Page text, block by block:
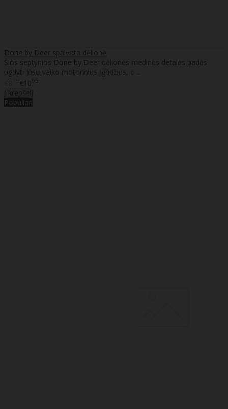
Done by Deer spalvota dėlionė
Šios septynios Done by Deer dėlionės medinės detalės padės
ugdyti Jūsų vaiko motorinius įgūdžius, o ..
€1095
Populiari